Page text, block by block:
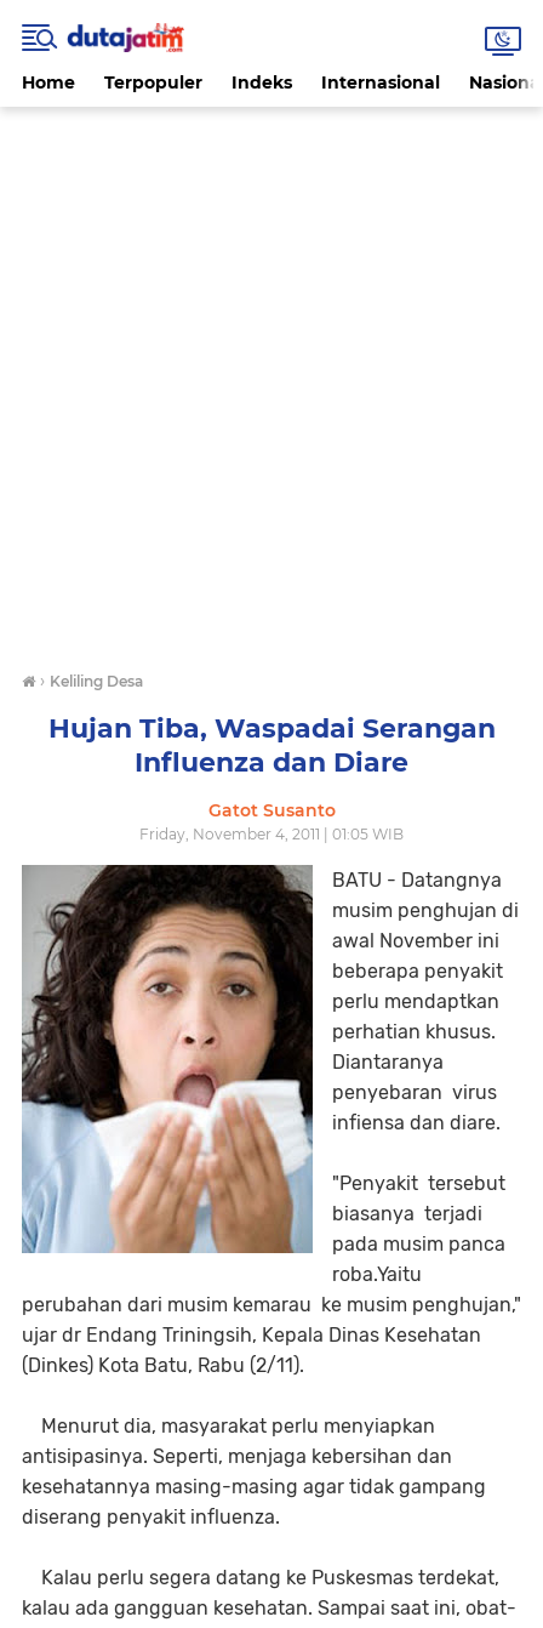
Home Terpopuler Indeks Internasional
› Keliling Desa
Hujan Tiba, Waspadai Serangan
Influenza dan Diare
Gatot Susanto
Friday, November 4, 2011 | 01:05 WIB
BATU - Datangnya
musim penghujan di
awal November ini
beberapa penyakit
perlu mendaptkan
perhatian khusus.
Diantaranya
penyebaran virus
infiensa dan diare.
"Penyakit tersebut
biasanya terjadi
pada musim panca
roba.Yaitu
perubahan dari musim kemarau ke musim penghujan,"
ujar dr Endang Triningsih, Kepala Dinas Kesehatan
(Dinkes) Kota Batu, Rabu (2/11).
Menurut dia, masyarakat perlu menyiapkan
antisipasinya. Seperti, menjaga kebersihan dan
kesehatannya masing-masing agar tidak gampang
diserang penyakit influenza.
Kalau perlu segera datang ke Puskesmas terdekat,
kalau ada gangguan kesehatan. Sampai saat ini, obat-